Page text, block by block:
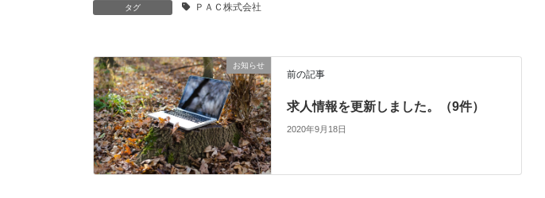
タグ ＰＡＣ株式会社
お知らせ
前の記事
求人情報を更新しました。（9件）
2020年9月18日